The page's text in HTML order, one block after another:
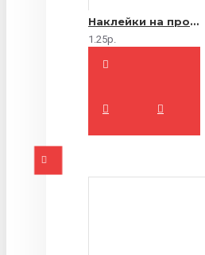
Наклейки на продукты
1.25р.